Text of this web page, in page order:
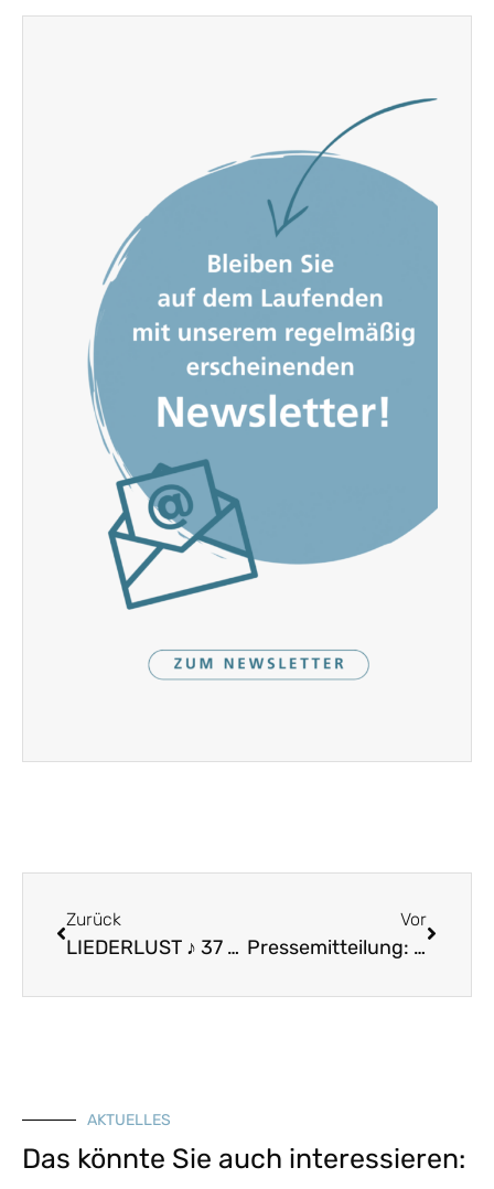
Zurück
LIEDERLUST ♪ 37 – Wir wollens vergnügt und einsam leben
Vor
Pressemitteilung: Schüler retten Bibliothek
AKTUELLES
Das könnte Sie auch interessieren: